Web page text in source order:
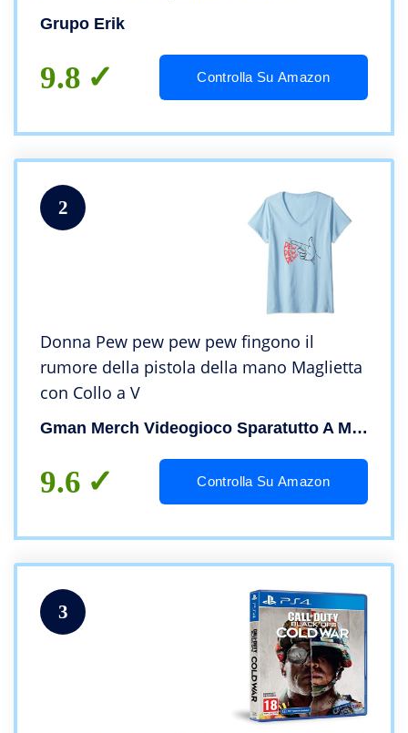
Grupo Erik
9.8 Controlla Su Amazon
2
Donna Pew pew pew pew fingono il
rumore della pistola della mano Maglietta
con Collo a V
Gman Merch Videogioco Sparatutto A Mano Pistola
9.6 Controlla Su Amazon
3